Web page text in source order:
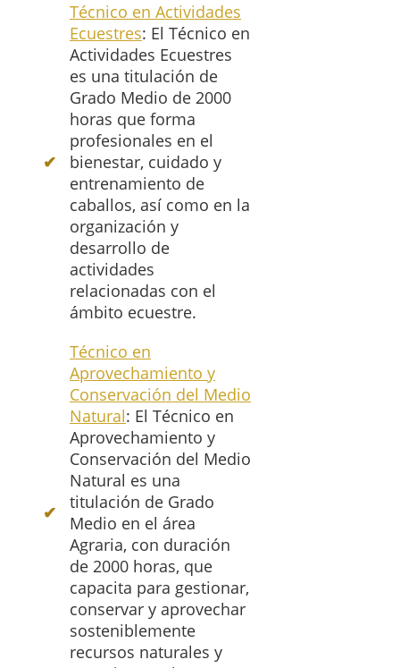
Técnico en Actividades
Ecuestres: El Técnico en
Actividades Ecuestres
es una titulación de
Grado Medio de 2000
horas que forma
profesionales en el
bienestar, cuidado y
entrenamiento de
caballos, así como en la
organización y
desarrollo de
actividades
relacionadas con el
ámbito ecuestre.
Técnico en
Aprovechamiento y
Conservación del Medio
Natural: El Técnico en
Aprovechamiento y
Conservación del Medio
Natural es una
titulación de Grado
Medio en el área
Agraria, con duración
de 2000 horas, que
capacita para gestionar,
conservar y aprovechar
sosteniblemente
recursos naturales y